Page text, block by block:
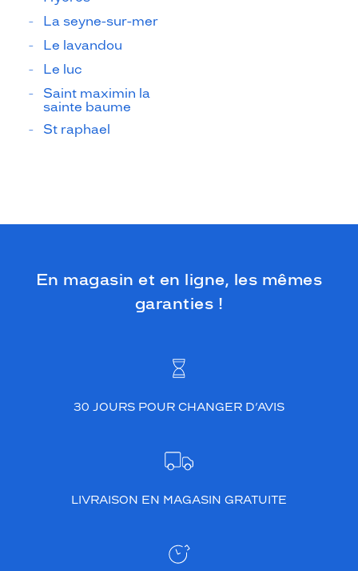
La seyne-sur-mer
Le lavandou
Le luc
Saint maximin la
sainte baume
St raphael
En magasin et en ligne, les mêmes
garanties !
30 JOURS POUR CHANGER D’AVIS
LIVRAISON EN MAGASIN GRATUITE